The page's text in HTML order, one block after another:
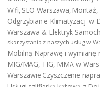
Wifi, SEO Warszawa, Montaż,
Odgrzybianie Klimatyzacji w
Warszawa & Elektryk
skorzystania z naszych usług w
Mobilną Naprawę i wymianę
MIG/MAG, TIG, MMA w
Warszawie Czyszczenie